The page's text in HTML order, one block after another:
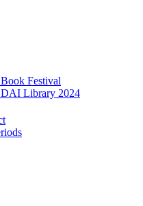
Festival
DAI Library 2024